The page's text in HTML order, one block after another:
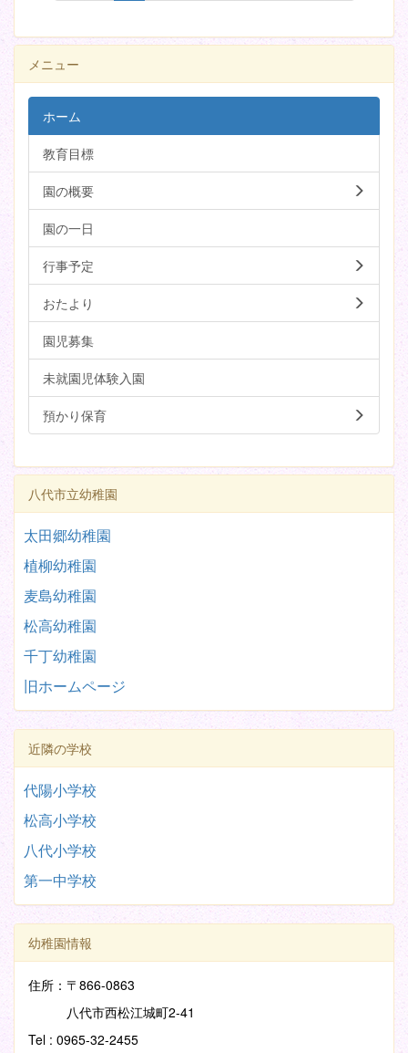
メニュー
ホーム
教育目標
園の概要
園の一日
行事予定
おたより
園児募集
未就園児体験入園
預かり保育
八代市立幼稚園
太田郷幼稚園
植柳幼稚園
麦島幼稚園
松高幼稚園
千丁幼稚園
旧ホームページ
近隣の学校
代陽小学校
松高小学校
八代小学校
第一中学校
幼稚園情報
住所：〒866-0863
八代市西松江城町2-41
Tel : 0965-32-2455